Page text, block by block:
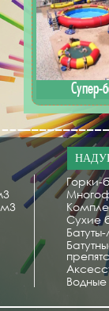
Супер-
м3
Горки-
Сухие
Водные